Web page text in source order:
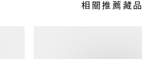
相關推薦藏品